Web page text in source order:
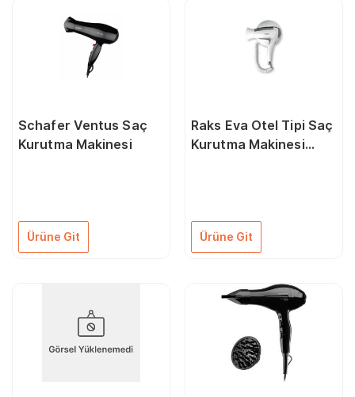
Schafer Ventus Saç
Kurutma Makinesi
Ürüne Git
Raks Eva Otel Tipi Saç
Kurutma Makinesi
Ürüne Git